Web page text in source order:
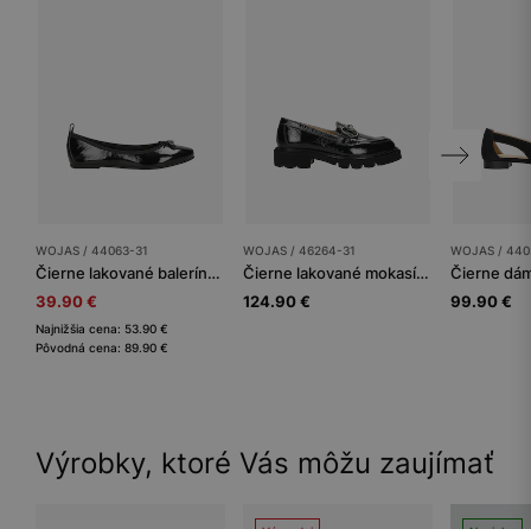
WOJAS / 44063-31
Čierne lakované balerínky dámske
39.90 €
Najnižšia cena: 53.90 €
Pôvodná cena: 89.90 €
WOJAS / 46264-31
Čierne lakované mokasíny na hrubom podpätku
124.90 €
WOJAS /
99.90 €
Výrobky, ktoré Vás môžu zaujímať